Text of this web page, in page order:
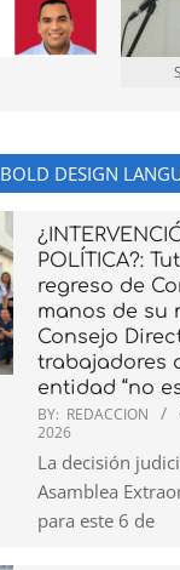
BOLD DESIGN
POLÍTICA?:
regreso de
manos de su
Consejo
trabajadores
entidad “no
BY: REDACCION
2026
La decisión
Asamblea
para este 6 de